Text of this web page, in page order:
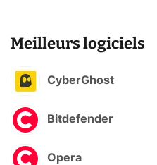
Meilleurs logiciels
CyberGhost
Bitdefender
Opera